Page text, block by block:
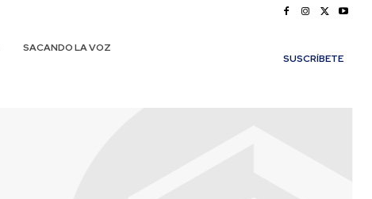
SACANDO LA VOZ
SUSCRÍBETE